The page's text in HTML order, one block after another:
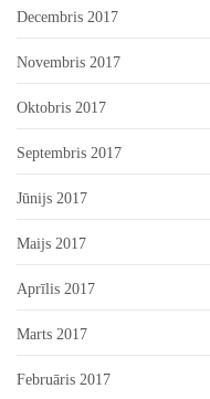
Decembris 2017
Novembris 2017
Oktobris 2017
Septembris 2017
Jūnijs 2017
Maijs 2017
Aprīlis 2017
Marts 2017
Februāris 2017